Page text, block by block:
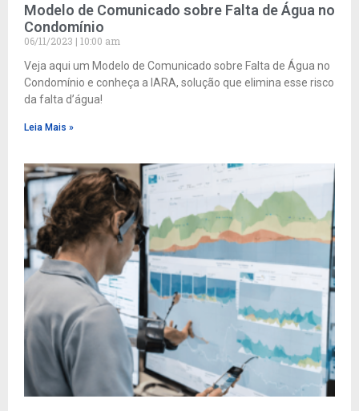
Modelo de Comunicado sobre Falta de Água no
Condomínio
06/11/2023
10:00 am
Veja aqui um Modelo de Comunicado sobre Falta de Água no
Condomínio e conheça a IARA, solução que elimina esse risco
da falta d’água!
Leia Mais »